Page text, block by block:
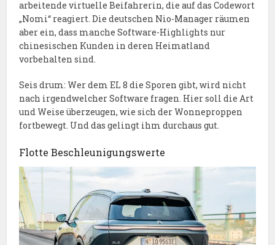
arbeitende virtuelle Beifahrerin, die auf das Codewort
„Nomi“ reagiert. Die deutschen Nio-Manager räumen
aber ein, dass manche Software-Highlights nur
chinesischen Kunden in deren Heimatland
vorbehalten sind.
Seis drum: Wer dem EL 8 die Sporen gibt, wird nicht
nach irgendwelcher Software fragen. Hier soll die Art
und Weise überzeugen, wie sich der Wonneproppen
fortbewegt. Und das gelingt ihm durchaus gut.
Flotte Beschleunigungswerte